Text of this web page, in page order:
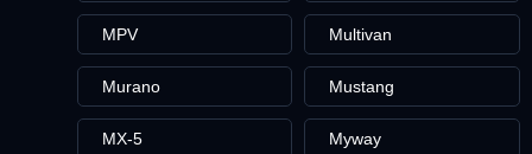
MPV Multivan
Murano Mustang
MX-5 Myway